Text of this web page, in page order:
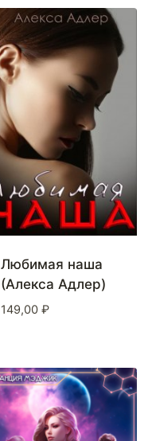
Любимая наша
(Алекса Адлер)
149,00 ₽